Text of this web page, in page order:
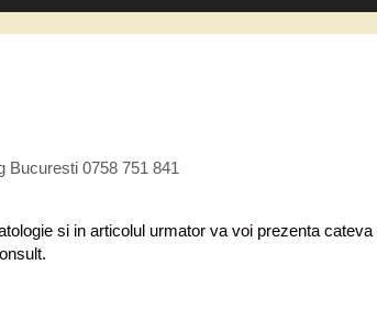
Bucuresti 0758 751 841
si in articolul urmator va voi prezenta